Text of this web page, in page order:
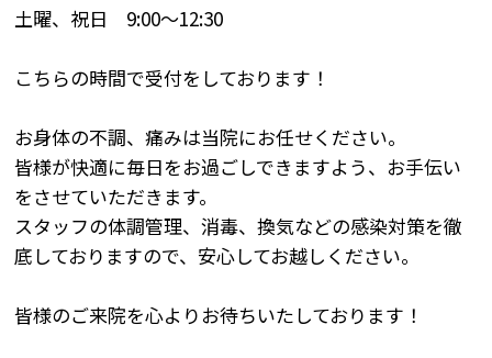
土曜、祝日 9:00～12:30
こちらの時間で受付をしております！
お身体の不調、痛みは当院にお任せください。
皆様が快適に毎日をお過ごしできますよう、お手伝い
をさせていただきます。
スタッフの体調管理、消毒、換気などの感染対策を徹
底しておりますので、安心してお越しください。
皆様のご来院を心よりお待ちいたしております！